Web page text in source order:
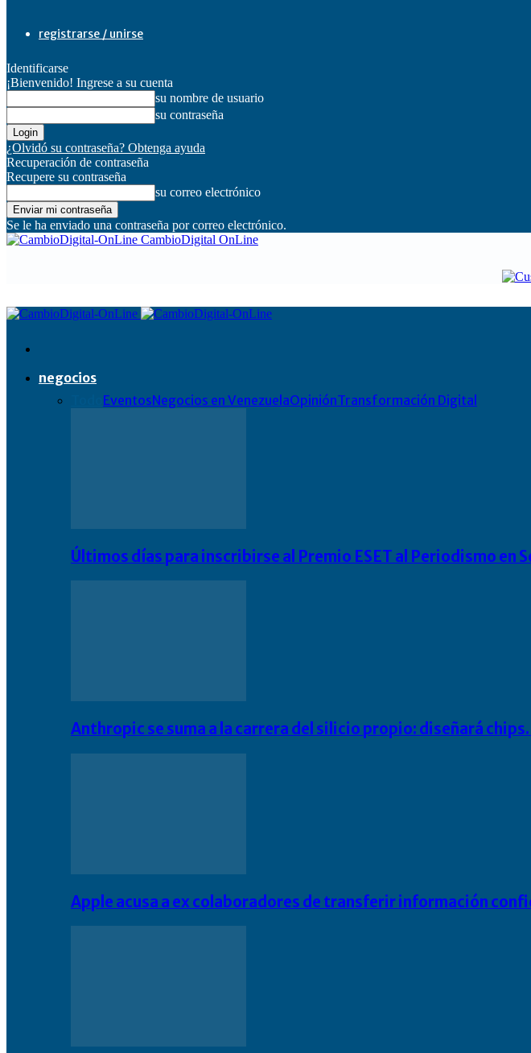
registrarse / unirse
Identificarse
¡Bienvenido! Ingrese a su cuenta
su nombre de usuario
su contraseña
¿Olvidó su contraseña? Obtenga ayuda
Recuperación de contraseña
Recupere su contraseña
su correo electrónico
Se le ha enviado una contraseña por correo electrónico.
CambioDigital OnLine
negocios
EventosNegocios en VenezuelaOpiniónTransformación Digital
Últimos días para inscribirse al Premio ESET al Periodismo en
Anthropic se suma a la carrera del silicio propio: diseñará
Apple acusa a ex colaboradores de transferir información